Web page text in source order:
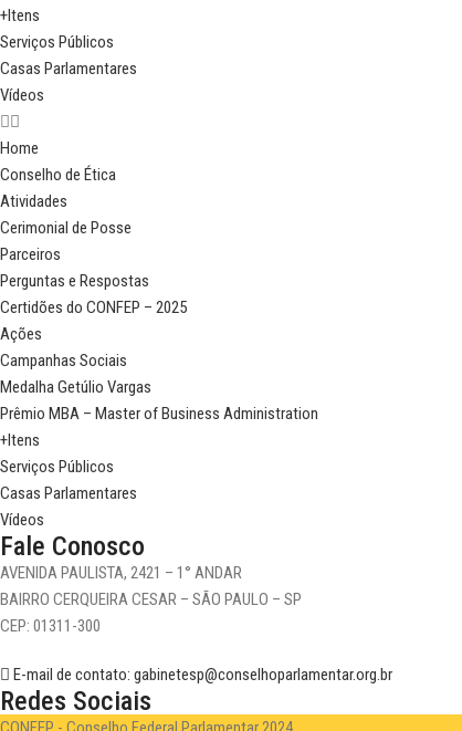
+Itens
Serviços Públicos
Casas Parlamentares
Vídeos
Home
Conselho de Ética
Atividades
Cerimonial de Posse
Parceiros
Perguntas e Respostas
Certidões do CONFEP – 2025
Ações
Campanhas Sociais
Medalha Getúlio Vargas
Prêmio MBA – Master of Business Administration
+Itens
Serviços Públicos
Casas Parlamentares
Vídeos
Fale Conosco
AVENIDA PAULISTA, 2421 – 1° ANDAR
BAIRRO CERQUEIRA CESAR – SÃO PAULO – SP
CEP: 01311-300
E-mail de contato: gabinetesp@conselhoparlamentar.org.br
Redes Sociais